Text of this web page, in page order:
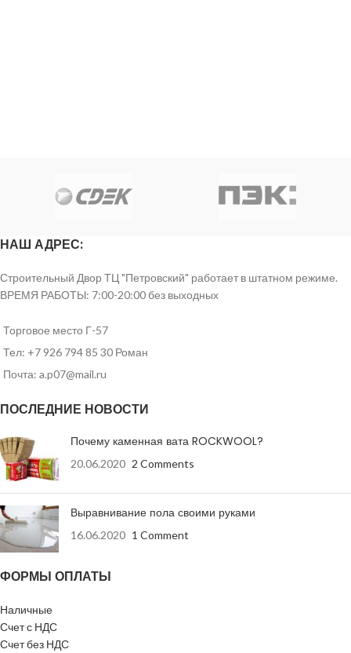
НАШ АДРЕС:
Строительный Двор ТЦ "Петровский" работает в штатном режиме.
ВРЕМЯ РАБОТЫ: 7:00-20:00 без выходных
Торговое место Г-57
Тел: +7 926 794 85 30 Роман
Почта: a.p07@mail.ru
ПОСЛЕДНИЕ НОВОСТИ
Почему каменная вата ROCKWOOL?
20.06.2020 2 Comments
Выравнивание пола своими руками
16.06.2020 1 Comment
ФОРМЫ ОПЛАТЫ
Наличные
Счет с НДС
Счет без НДС